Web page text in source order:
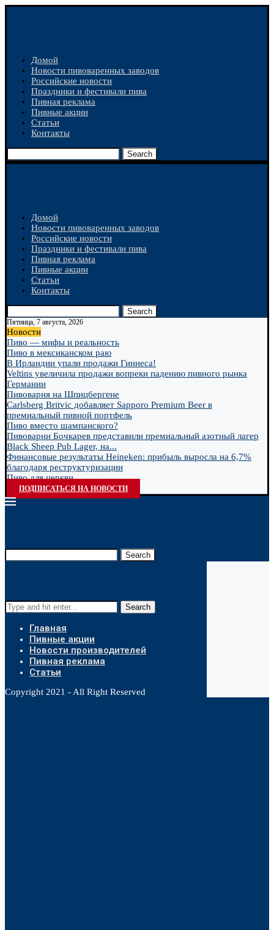
Домой
Новости пивоваренных заводов
Российские новости
Праздники и фестивали пива
Пивная реклама
Пивные акции
Статьи
Контакты
Search
Домой
Новости пивоваренных заводов
Российские новости
Праздники и фестивали пива
Пивная реклама
Пивные акции
Статьи
Контакты
Search
Пятница, 7 августа, 2026
Новости
Пиво — мифы и реальность
Пиво в мексиканском раю
В Ирландии упали продажи Гиннеса!
Veltins увеличила продажи вопреки падению пивного рынка
Германии
Пивоварня на Шпицбергене
Carlsberg Britvic добавляет Sapporo Premium Beer в
премиальный пивной портфель
Пиво вместо шампанского?
Пивоварни Бочкарев представили премиальный азотный лагер
Black Sheep Pub Lager, на...
Финансовые результаты Heineken: прибыль выросла на 6,7%
благодаря реструктуризации
Пиво для церкви
ПОДПИСАТЬСЯ НА НОВОСТИ
Search
Search
Главная
Пивные акции
Новости производителей
Пивная реклама
Статьи
Copyright 2021 - All Right Reserved